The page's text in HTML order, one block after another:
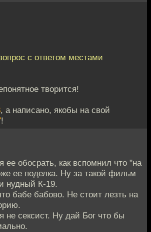
с ответом местами
творится!
, а написано, якобы на свой
!
ее обосрать, как вспомнил что "на
ее поделка. Ну за такой фильм
нудный К-19.
бабе бабово. Не стоит лезть на
не сексист. Ну дай Бог что бы